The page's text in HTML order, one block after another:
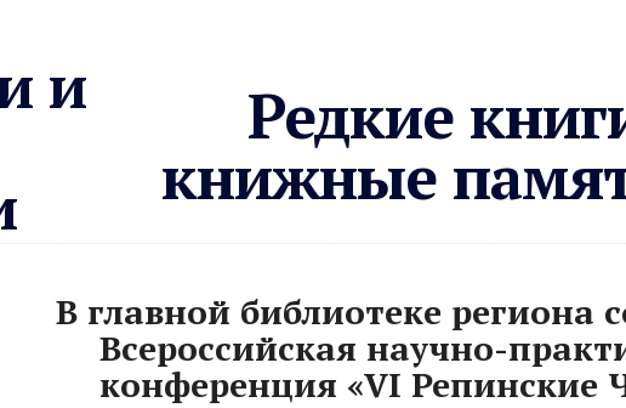
Редкие
книжные
В главной библиотеке региона
Всероссийская научно-
конференция «VI Репинские